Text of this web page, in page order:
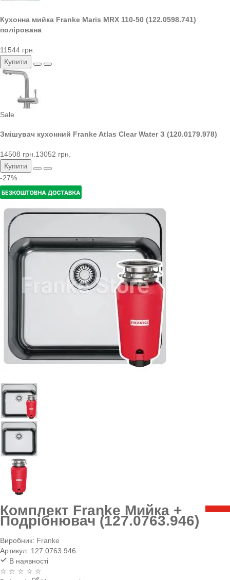
Кухонна мийка Franke Maris MRX 110-50 (122.0598.741)
полірована
11544 грн.
Купити
Sale
Змішувач кухонний Franke Atlas Clear Water З (120.0179.978)
14508 грн. 13052 грн.
Купити
-27%
Комплект Franke Мийка +
Подрібнювач (127.0763.946)
Виробник: Franke
Артикул: 127.0763.946
В наявності
☆ ☆ ☆ ☆ ☆